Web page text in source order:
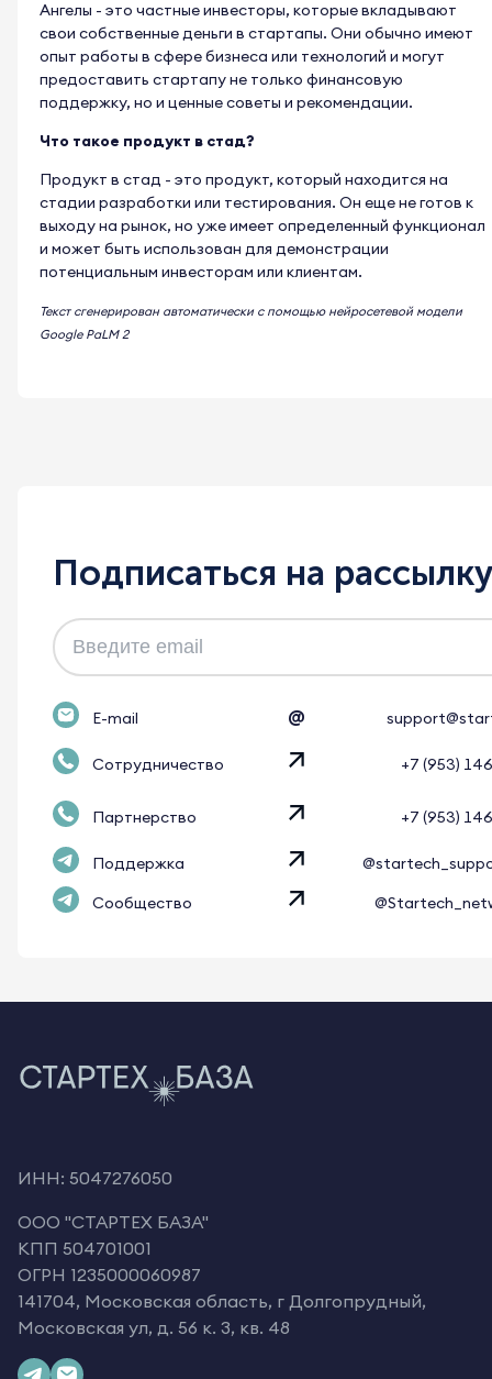
Ангелы - это частные инвесторы, которые вкладывают
свои собственные деньги в стартапы. Они обычно имеют
опыт работы в сфере бизнеса или технологий и могут
предоставить стартапу не только финансовую
поддержку, но и ценные советы и рекомендации.
Что такое продукт в стад?
Продукт в стад - это продукт, который находится на
стадии разработки или тестирования. Он еще не готов к
выходу на рынок, но уже имеет определенный функционал
и может быть использован для демонстрации
потенциальным инвесторам или клиентам.
Текст сгенерирован автоматически с помощью нейросетевой модели
Google PaLM 2
Подписаться на рассылку
E-mail @
Сотрудничество +7 (953)
Партнерство +7 (953)
Поддержка
Сообщество
ИНН: 5047276050
OOO "СТАРТЕХ БАЗА"
КПП 504701001
ОГРН 1235000060987
141704, Московская область, г Долгопрудный,
Московская ул, д. 56 к. 3, кв. 48